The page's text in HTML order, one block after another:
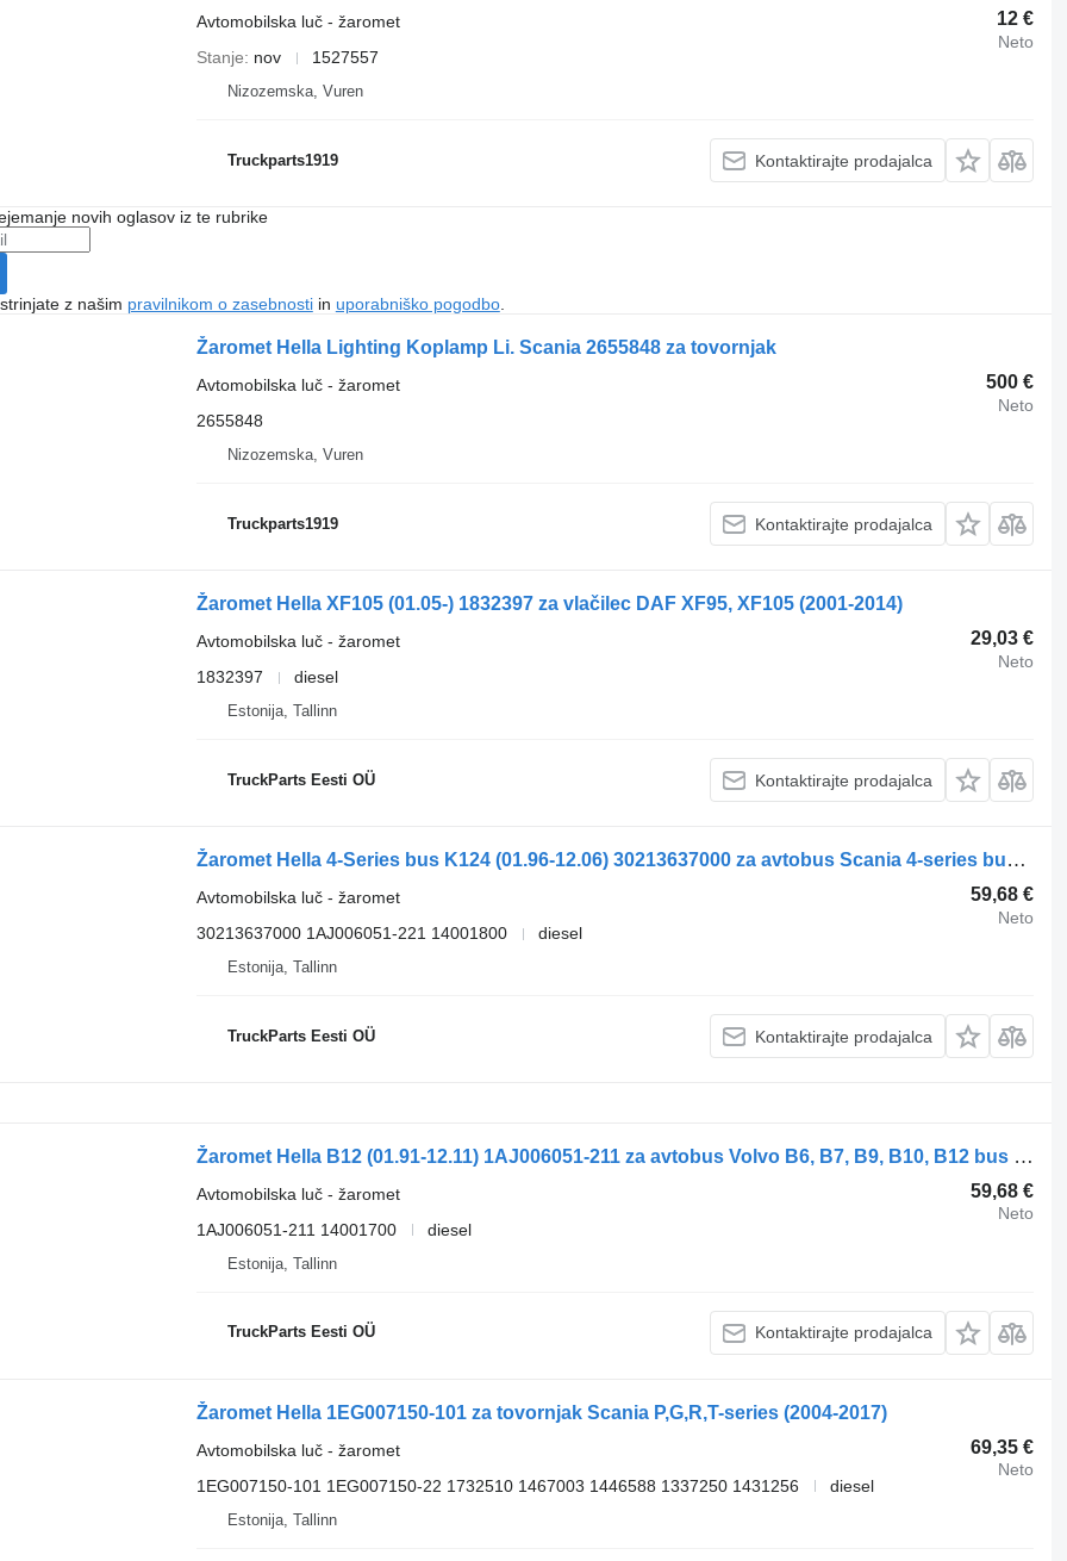
12 €
Neto
Avtomobilska luč - žaromet
Stanje
nov 1527557
Nizozemska, Vuren
Truckparts1919 Kontaktirajte prodajalca
novih oglasov iz te rubrike
z našim pravilnikom o zasebnostiin uporabniško pogodbo.
Žaromet Hella Lighting Koplamp Li. Scania 2655848 za tovornjak
500 €
Neto
Avtomobilska luč - žaromet
2655848
Nizozemska, Vuren
Truckparts1919 Kontaktirajte prodajalca
Žaromet Hella XF105 (01.05-) 1832397 za vlačilec DAF XF95, XF105 (2001-2014)
29,03 €
Neto
Avtomobilska luč - žaromet
1832397
diesel
Estonija, Tallinn
TruckParts Eesti OÜ Kontaktirajte prodajalca
Žaromet Hella 4-Series bus K124 (01.96-12.06) 30213637000 za avtobus Scania 4-series bus (1995-2006)
59,68 €
Neto
Avtomobilska luč - žaromet
30213637000 1AJ006051-221 14001800
diesel
Estonija, Tallinn
TruckParts Eesti OÜ Kontaktirajte prodajalca
Žaromet Hella B12 (01.91-12.11) 1AJ006051-211 za avtobus Volvo B6, B7, B9, B10, B12 bus (1978-2011)
59,68 €
Neto
Avtomobilska luč - žaromet
1AJ006051-211 14001700
diesel
Estonija, Tallinn
TruckParts Eesti OÜ Kontaktirajte prodajalca
Žaromet Hella 1EG007150-101 za tovornjak Scania P,G,R,T-series (2004-2017)
69,35 €
Neto
Avtomobilska luč - žaromet
1EG007150-101 1EG007150-22 1732510 1467003 1446588 1337250 1431256
diesel
Estonija, Tallinn